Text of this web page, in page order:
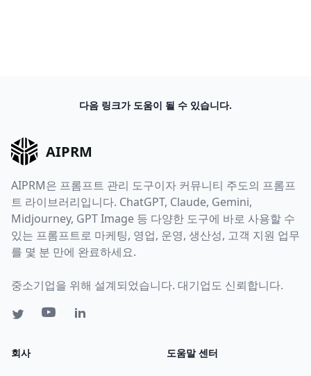
다음 링크가 도움이 될 수 있습니다.
AIPRM
AIPRM은 프롬프트 관리 도구이자 커뮤니티 주도의 프롬프
트 라이브러리입니다. ChatGPT, Claude, Gemini,
Midjourney, GPT Image 등 다양한 도구에 바로 사용할 수
있는 프롬프트로 마케팅, 영업, 운영, 생산성, 고객 지원 업무
를 몇 분 만에 완료하세요.
중소기업을 위해 설계되었습니다. 대기업도 신뢰합니다.
회사 도움말 센터